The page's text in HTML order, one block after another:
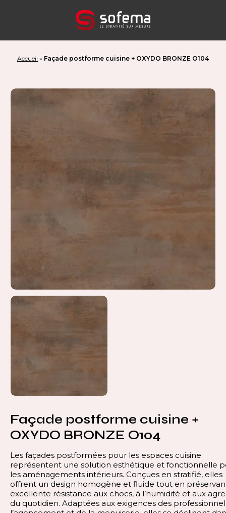
Accueil » Façade postforme cuisine + OXYDO BRONZE O104
Façade postforme cuisine +
OXYDO BRONZE O104
Les façades postformées pour les espaces cuisine
représentent une solution esthétique et fonctionnelle
les aménagements intérieurs. Conçues en stratifié, elles
offrent un design homogène et fluide tout en
excellente résistance aux chocs, à l’humidité et aux
du quotidien. Adaptées aux exigences des